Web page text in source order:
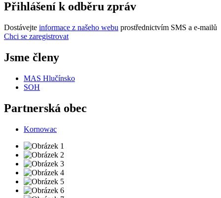
Přihlášení k odběru zpráv
Dostávejte informace z našeho webu prostřednictvím SMS a e-mailů
Chci se zaregistrovat
Jsme členy
MAS Hlučínsko
SOH
Partnerská obec
Kornowac